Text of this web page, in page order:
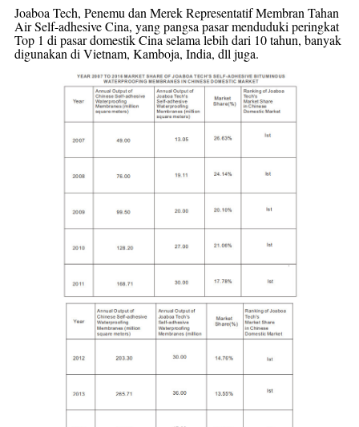
Joaboa Tech, Penemu dan Merek Representatif Membran Tahan
Air Self-adhesive Cina, yangpangsa pasar menduduki peringkat
Top 1 di pasar domestik Cina selama lebih dari 10 tahun, banyak
digunakan di Vietnam, Kamboja, India, dll juga.